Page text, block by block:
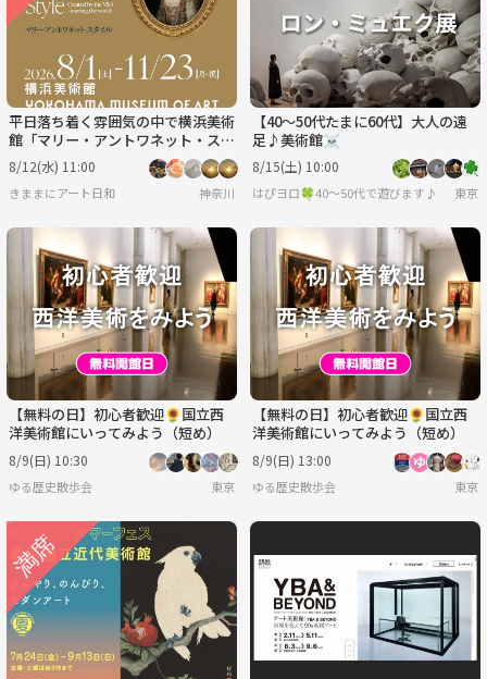
平日落ち着く雰囲気の中で横浜美術
館「マリー・アントワネット・スタ
イル」展鑑賞＆ランチ会🍽️美術仲
間と
8/12(水) 11:00
きままにアート日和 神奈川
【40〜50代たまに60代】大人の遠
足♪美術館☠️
8/15(土) 10:00
はぴヨロ🍀40〜50代で遊びます♪ 東京
【無料の日】初心者歓迎🌻国立西
洋美術館にいってみよう（短め）
8/9(日) 10:30
ゆる歴史散歩会 東京
【無料の日】初心者歓迎🌻国立西
洋美術館にいってみよう（短め）
8/9(日) 13:00
ゆる歴史散歩会 東京